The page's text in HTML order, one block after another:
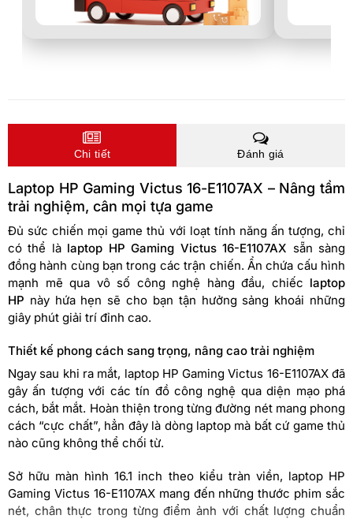
Chi tiết Đánh giá
Laptop HP Gaming Victus 16-E1107AX – Nâng tầm
trải nghiệm, cân mọi tựa game
Đủ sức chiến mọi game thủ với loạt tính năng ấn tượng, chỉ
có thể là laptop HP Gaming Victus 16-E1107AX sẵn sàng
đồng hành cùng bạn trong các trận chiến. Ẩn chứa cấu hình
mạnh mẽ qua vô số công nghệ hàng đầu, chiếc laptop
HP này hứa hẹn sẽ cho bạn tận hưởng sảng khoái những
giây phút giải trí đỉnh cao.
Thiết kế phong cách sang trọng, nâng cao trải nghiệm
Ngay sau khi ra mắt, laptop HP Gaming Victus 16-E1107AX đã
gây ấn tượng với các tín đồ công nghệ qua diện mạo phá
cách, bắt mắt. Hoàn thiện trong từng đường nét mang phong
cách “cực chất”, hẳn đây là dòng laptop mà bất cứ game thủ
nào cũng không thể chối từ.
Sở hữu màn hình 16.1 inch theo kiểu tràn viền, laptop HP
Gaming Victus 16-E1107AX mang đến những thước phim sắc
nét, chân thực trong từng điểm ảnh với chất lượng chuẩn